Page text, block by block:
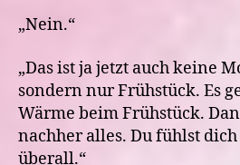
„Nein.“
„Das ist ja jetzt auch keine
sondern nur Frühstück. Es
Wärme beim Frühstück.
nachher alles. Du fühlst
überall.“